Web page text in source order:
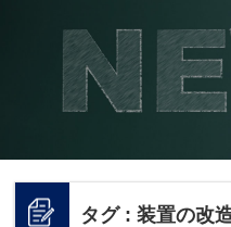
タグ : 装置の改